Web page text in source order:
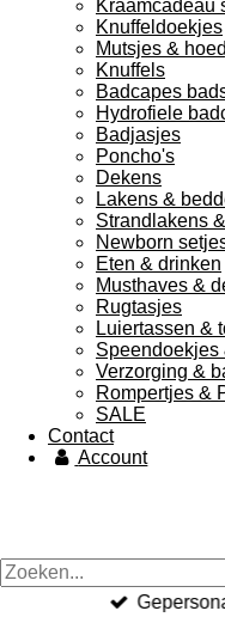
Kraamcadeau
Knuffeldoekjes
Mutsjes &
Knuffels
Badcapes
Hydrofiele
Badjasjes
Poncho's
Dekens
Lakens &
Strandlakens
Newborn
Eten & drinken
Musthaves &
Rugtasjes
Luiertassen &
Speendoekjes
Verzorging &
Rompertjes &
SALE
Contact
Account